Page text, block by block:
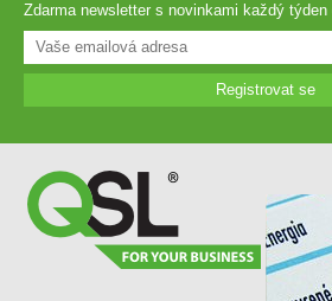
Zdarma newsletter s novinkami každý týden
Registrovat se